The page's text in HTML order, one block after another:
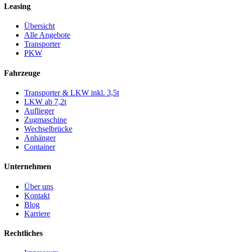
Leasing
Übersicht
Alle Angebote
Transporter
PKW
Fahrzeuge
Transporter & LKW inkl. 3,5t
LKW ab 7,2t
Auflieger
Zugmaschine
Wechselbrücke
Anhänger
Container
Unternehmen
Über uns
Kontakt
Blog
Karriere
Rechtliches